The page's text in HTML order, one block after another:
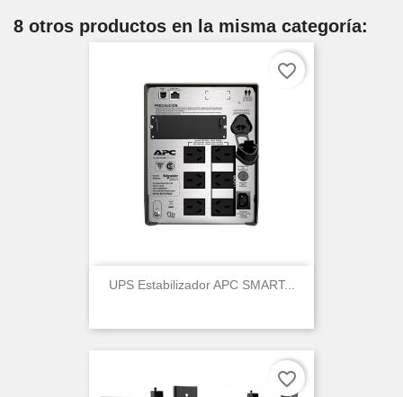
8 otros productos en la misma categoría:
UPS Estabilizador APC SMART...
favorite_border
favorite_border